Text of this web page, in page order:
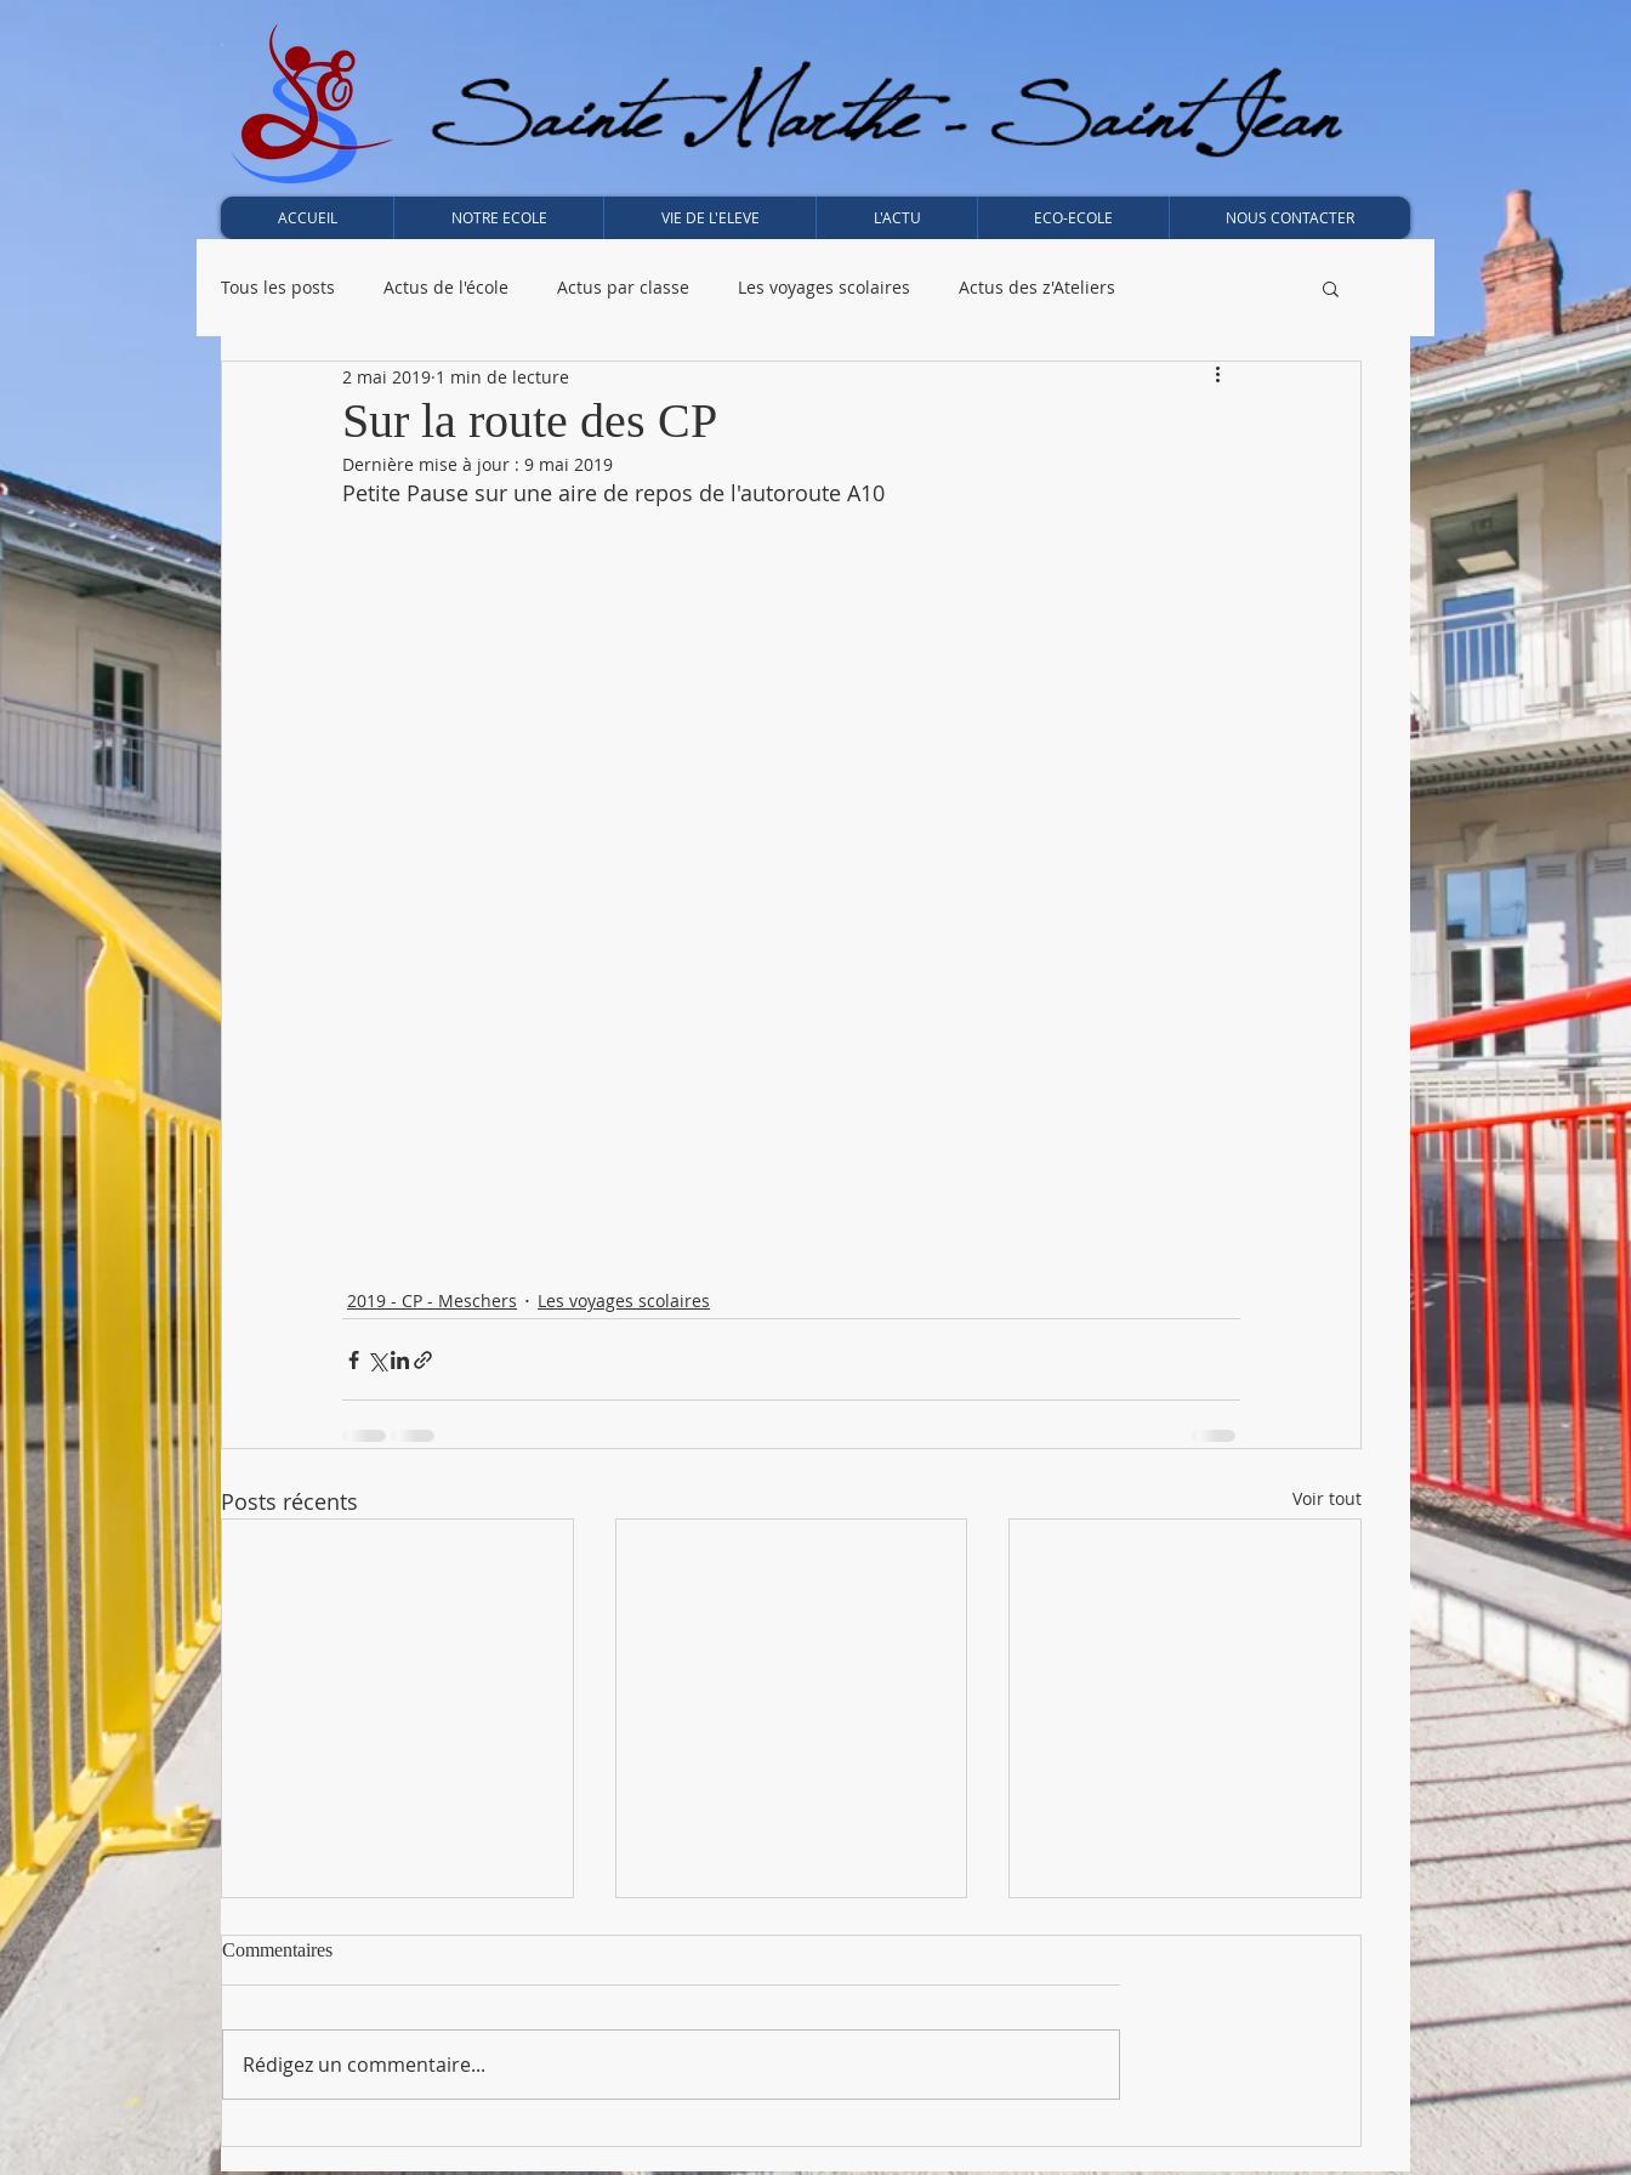
ACCUEIL NOTRE ECOLE VIE DE L'ELEVE L'ACTU ECO-ECOLE NOUS CONTACTER
Tous les posts Actus de l'école Actus par classe Les voyages scolaires Actus des z'Ateliers
2019 - CM2 - Seignosse 2019 - CP - Meschers
Sur la route des CP
2 mai 2019 1 min de lecture
Dernière mise à jour : 9 mai 2019
Petite Pause sur une aire de repos de l'autoroute A10
2019 - CP - Meschers Les voyages scolaires
Posts récents Voir tout
Départ de Meschers
Les élèves sont partis à 17h00
Après-midi
Atelier cerf-volant ce matin.
Commentaires
Rédigez un commentaire...